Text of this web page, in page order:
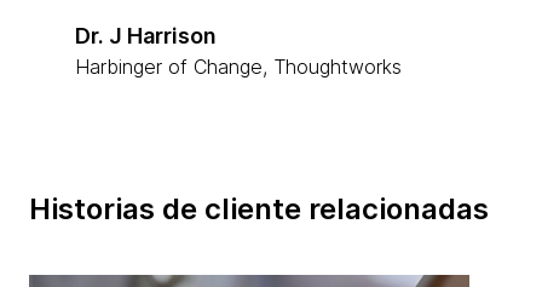
Dr. J Harrison
Harbinger of Change, Thoughtworks
Historias de cliente relacionadas